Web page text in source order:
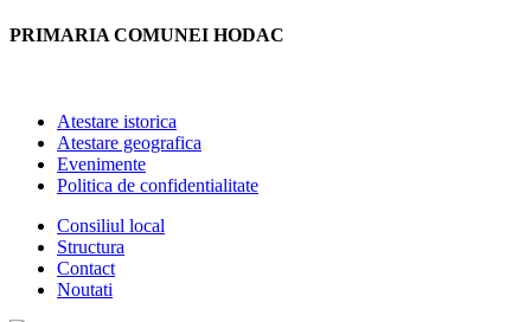
PRIMARIA COMUNEI HODAC
Atestare istorica
Atestare geografica
Evenimente
Politica de confidentialitate
Consiliul local
Structura
Contact
Noutati